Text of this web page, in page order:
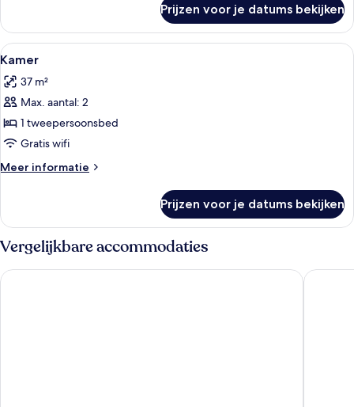
Prijzen voor je datums bekijken
Alle
foto's
voor
Kamer
laden
Een hotelkamer met een groot bed,
7
Kamer
37 m²
Max. aantal: 2
1 tweepersoonsbed
Gratis wifi
Meer informatie
Meer
Prijzen voor je datums bekijken
Vergelijkbare accommodaties
Esplendor by Wyndham Buenos Aires Tango Efe